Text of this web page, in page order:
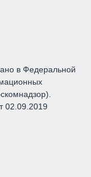
в Федеральной
02.09.2019